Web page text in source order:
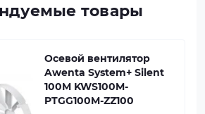
товары
Осевой вентилятор
Awenta System+ Silent
100M KWS100M-
PTGG100M-ZZ100